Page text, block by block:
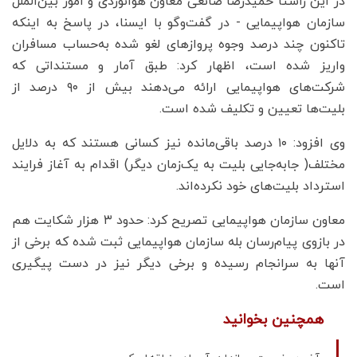
سازمان هواپیمایی - در گفت‌وگو با ایسنا، در پاسخ به اینکه
تاکنون چند درصد وجوه پروازهای لغو شده به‌حساب مسافران
واریز شده است، اظهار کرد: طبق آمار و مستنداتی که
شرکت‌های هواپیمایی ارائه می‌دهند بیش از ۹۰ درصد از
بلیت‌ها تعیین و تکلیف شده است.
وی افزود:‌ ۱۰ درصد باقی‌مانده نیز کسانی هستند که به دلایل
مختلف( جابه‌جایی بلیت به یک‌زمان دیگر) اقدام به آغاز فرایند
استرداد بلیت‌های خود نکرده‌اند.
معاون سازمان هواپیمایی تصریح کرد: حدود ۳ هزار شکایت هم
در بازوی پیام‌رسان بله سازمان هواپیمایی ثبت شده که برخی از
آنها به سرانجام رسیده و برخی دیگر نیز در دست پیگیری
است.
همچنین بخوانید